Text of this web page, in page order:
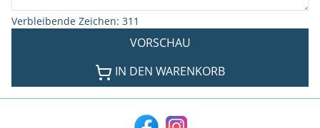
Verbleibende Zeichen: 311
VORSCHAU
IN DEN WARENKORB